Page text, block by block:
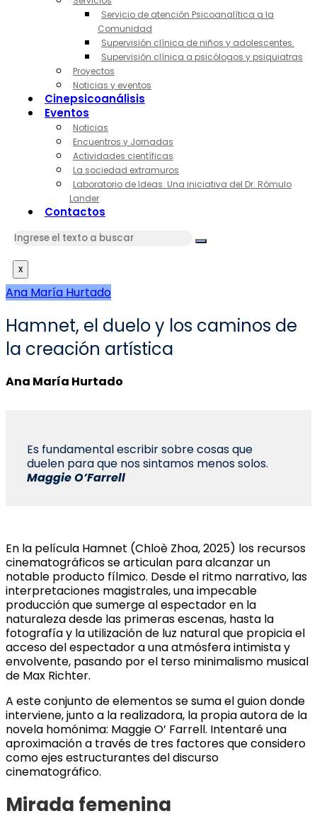
Servicio de atención Psicoanalítica a la
Comunidad
Supervisión clínica de niños y adolescentes.
Supervisión clínica a psicólogos y psiquiatras
Proyectos
Noticias y eventos
Cinepsicoanálisis
Eventos
Noticias
Encuentros y Jornadas
Actividades científicas
La sociedad extramuros
Laboratorio de Ideas. Una iniciativa del Dr. Rómulo
Lander
Contactos
x
Ana María Hurtado
Hamnet, el duelo y los caminos de
la creación artística
Ana María Hurtado
Es fundamental escribir sobre cosas que
duelen para que nos sintamos menos solos.
Maggie O’Farrell
En la película Hamnet (Chloè Zhoa, 2025) los recursos
cinematográficos se articulan para alcanzar un
notable producto fílmico. Desde el ritmo narrativo, las
interpretaciones magistrales, una impecable
producción que sumerge al espectador en la
naturaleza desde las primeras escenas, hasta la
fotografía y la utilización de luz natural que propicia el
acceso del espectador a una atmósfera intimista y
envolvente, pasando por el terso minimalismo musical
de Max Richter.
A este conjunto de elementos se suma el guion donde
interviene, junto a la realizadora, la propia autora de la
novela homónima: Maggie O’ Farrell. Intentaré una
aproximación a través de tres factores que considero
como ejes estructurantes del discurso
cinematográfico.
Mirada femenina